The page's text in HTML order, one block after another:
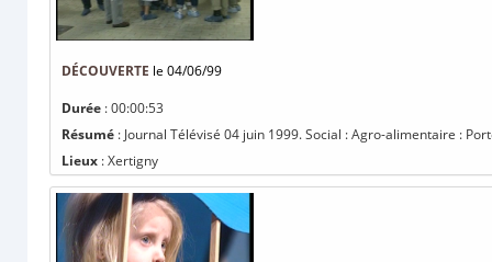
DÉCOUVERTE le 04/06/99
Durée : 00:00:53
Résumé : Journal Télévisé 04 juin 1999. Social : Agro-alimentaire :
Lieux : Xertigny